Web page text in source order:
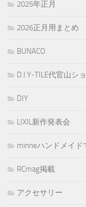
2025年正月
2026正月用まとめ
BUNACO
D.I.Y-TILE代官山シ
DIY
LIXIL新作発表会
minneハンドメイド
RCmag掲載
アクセサリー